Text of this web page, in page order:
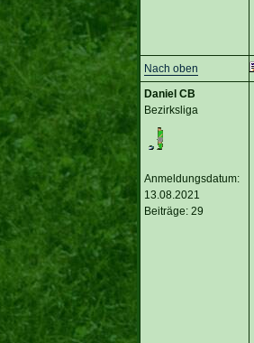
Nach oben
Daniel CB
Bezirksliga
Anmeldungsdatum:
13.08.2021
Beiträge: 29